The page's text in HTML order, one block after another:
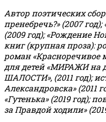
Автор поэтических
пренебречь?» (2007
(2009 год); «Рождение
книг (крупная проза):
роман «Красноречивое
для детей «МИРАЖИ на
ШАЛОСТИ», (2011 год);
Александровска» (2011
«Гутенька» (2019 год);
за Правдой ходили»